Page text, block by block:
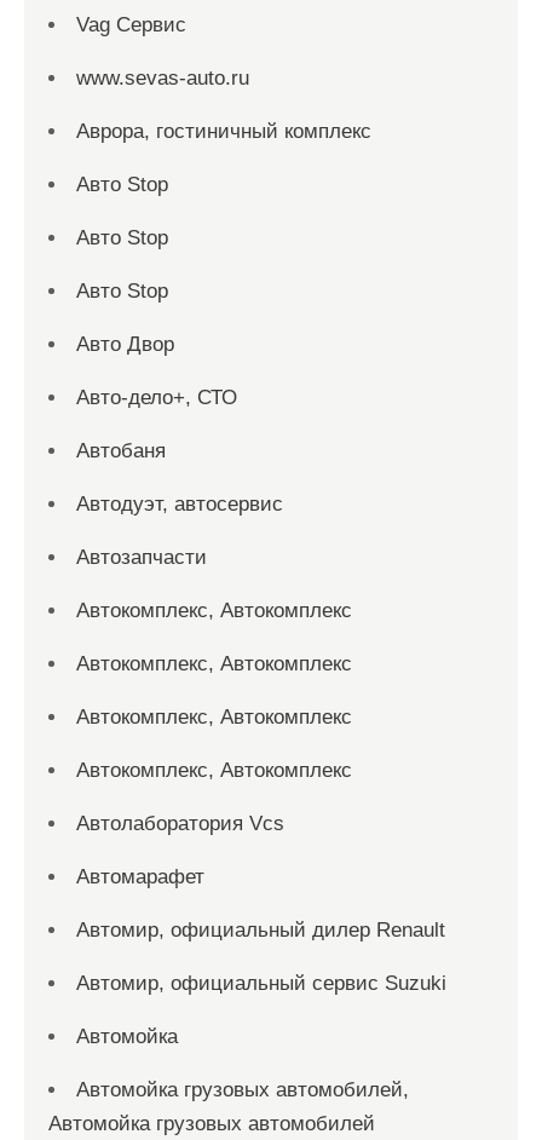
Vag Сервис
www.sevas-auto.ru
Аврора, гостиничный комплекс
Авто Stop
Авто Stop
Авто Stop
Авто Двор
Авто-дело+, СТО
Автобаня
Автодуэт, автосервис
Автозапчасти
Автокомплекс, Автокомплекс
Автокомплекс, Автокомплекс
Автокомплекс, Автокомплекс
Автокомплекс, Автокомплекс
Автолаборатория Vcs
Автомарафет
Автомир, официальный дилер Renault
Автомир, официальный сервис Suzuki
Автомойка
Автомойка грузовых автомобилей,
Автомойка грузовых автомобилей